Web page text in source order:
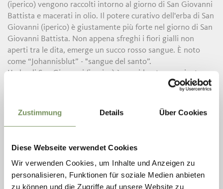
Zustimmung Details Über Cookies
Diese Webseite verwendet Cookies
Wir verwenden Cookies, um Inhalte und Anzeigen zu
personalisieren, Funktionen für soziale Medien anbieten
zu können und die Zugriffe auf unsere Website zu
(iperico) vengono raccolti intorno al giorno di San Giovanni
Battista e macerati in olio. Il potere curativo dell'erba di San
Giovanni (iperico) è giustamente più forte nel giorno di San
Giovanni Battista. Non appena sfreghi i fiori gialli non
aperti tra le dita, emerge un succo rosso sangue. È noto
come “Johannisblut” - "sangue del santo”.
L'erba di San Giovanni (iperico) è considerata una pianta per
l'anima ed un simbolo di gioia di vivere. La medicina
"per lombaggine, mal di schiena lombare e dolori al
ginocchio", ma anche internamente per problemi di
curativi dovrebbero far effetto ancora di più...
“Johannisnussn”, - noci di San Giovanni Battista